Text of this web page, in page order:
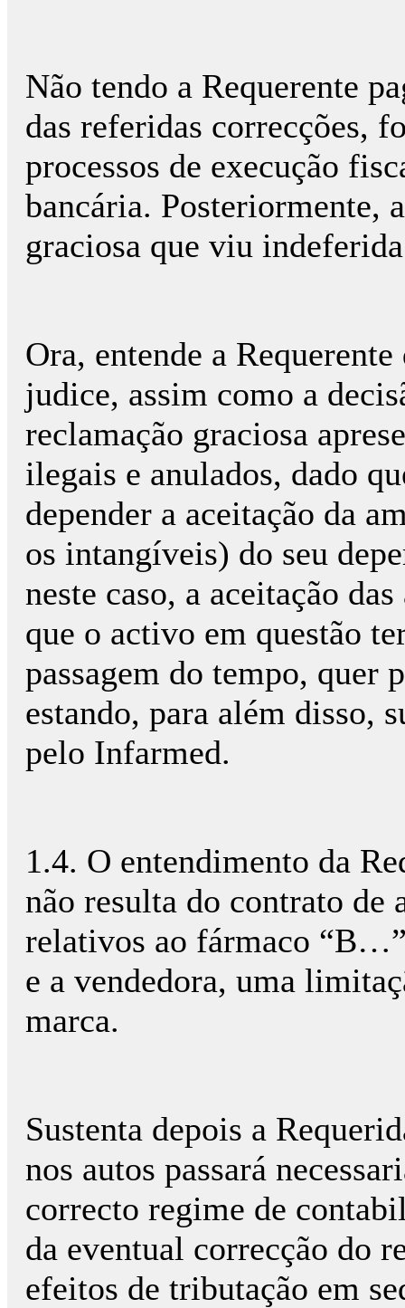
Não tendo a Requerente
das referidas correcções,
processos de execução
bancária. Posteriormente,
graciosa que viu
Ora, entende a
judice, assim como a
reclamação graciosa
ilegais e anulados, dado
depender a aceitação da
os intangíveis) do seu
neste caso, a aceitação
que o activo em questão
passagem do tempo, quer
estando, para além disso,
pelo Infarmed.
1.4. O entendimento da
não resulta do contrato de
relativos ao fármaco
e a vendedora, uma
marca.
Sustenta depois a
nos autos passará
correcto regime de
da eventual correcção do
efeitos de tributação em